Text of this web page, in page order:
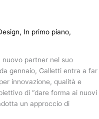
, In primo piano,
partner nel suo
gennaio, Galletti entra a far
innovazione, qualità e
di “dare forma ai nuovi
un approccio di